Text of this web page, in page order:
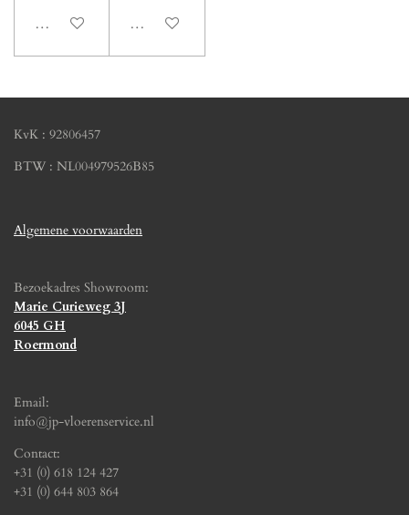
In winkelwagen In winkelwagen
KvK : 92806457
BTW : NL004979526B85
Algemene voorwaarden
Bezoekadres Showroom:
Marie Curieweg 3J
6045 GH
Roermond
Email:
info@jp-vloerenservice.nl
Contact:
+31 (0) 618 124 427
+31 (0) 644 803 864